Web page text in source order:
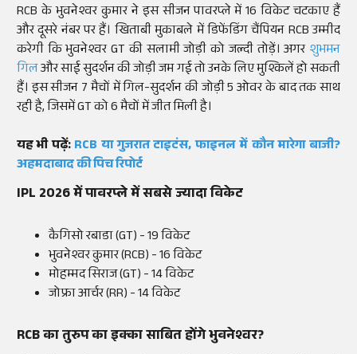
RCB के भुवनेश्वर कुमार ने इस सीजन पावरप्ले में 16 विकेट चटकाए हैं
और दूसरे नंबर पर हैं। खिताबी मुकाबले में डिफेंडिंग चैंपियन RCB उम्मीद
करेगी कि भुवनेश्वर GT की सलामी जोड़ी को जल्दी तोड़ें। अगरशुभमन
गिलऔर साई सुदर्शन की जोड़ी जम गई तो उनके लिए मुश्किलें हो सकती
हैं। इस सीजन 7 मैचों में गिल-सुदर्शन की जोड़ी 5 ओवर के बाद तक साथ
रही है, जिसमें GT को 6 मैचों में जीत मिली है।
यह भी पढ़ें:RCB या गुजरात टाइटंस, फाइनल में कौन मारेगा बाजी?
अहमदाबाद की पिच रिपोर्ट
IPL 2026 में पावरप्ले में सबसे ज्यादा विकेट
कैगिसो रबाडा (GT) - 19 विकेट
भुवनेश्वर कुमार (RCB) - 16 विकेट
मोहम्मद सिराज (GT) - 14 विकेट
जोफ्रा आर्चर (RR) - 14 विकेट
RCB का तुरुप का इक्का साबित होंगे भुवनेश्वर?